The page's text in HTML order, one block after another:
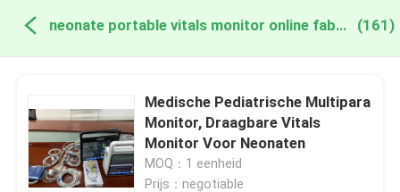
neonate portable vitals monitor online fabricage (161)
Medische Pediatrische Multipara
Monitor, Draagbare Vitals
Monitor Voor Neonaten
MOQ：1 eenheid
Prijs：negotiable